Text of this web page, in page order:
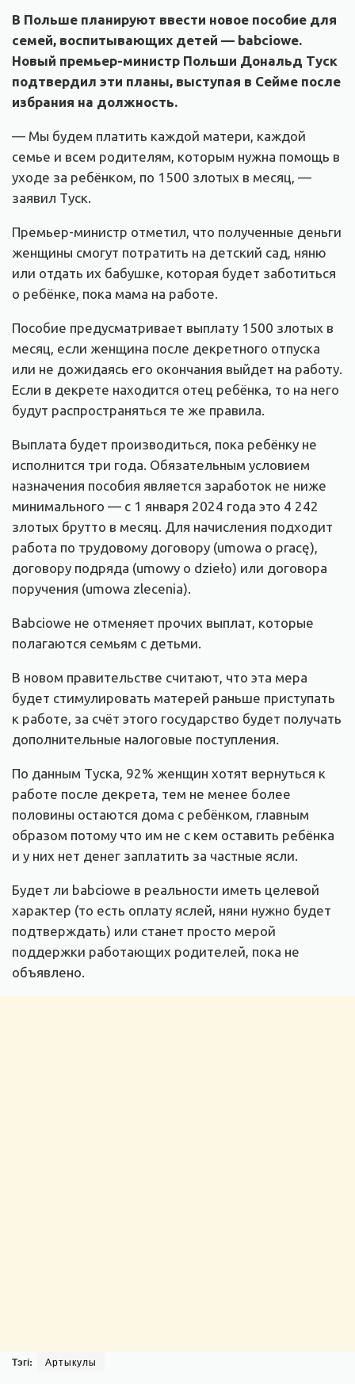
В Польше планируют ввести новое пособие для
семей, воспитывающих детей — babciowe.
Новый премьер-министр Польши Дональд Туск
подтвердил эти планы, выступая в Сейме после
избрания на должность.
— Мы будем платить каждой матери, каждой
семье и всем родителям, которым нужна помощь в
уходе за ребёнком, по 1500 злотых в месяц, —
заявил Туск.
Премьер-министр отметил, что полученные деньги
женщины смогут потратить на детский сад, няню
или отдать их бабушке, которая будет заботиться
о ребёнке, пока мама на работе.
Пособие предусматривает выплату 1500 злотых в
месяц, если женщина после декретного отпуска
или не дожидаясь его окончания выйдет на работу.
Если в декрете находится отец ребёнка, то на него
будут распространяться те же правила.
Выплата будет производиться, пока ребёнку не
исполнится три года. Обязательным условием
назначения пособия является заработок не ниже
минимального — с 1 января 2024 года это 4 242
злотых брутто в месяц. Для начисления подходит
работа по трудовому договору (umowа o pracę),
договору подряда (umowy o dzieło) или договора
поручения (umowа zlecenia).
Babciowe не отменяет прочих выплат, которые
полагаются семьям с детьми.
В новом правительстве считают, что эта мера
будет стимулировать матерей раньше приступать
к работе, за счёт этого государство будет получать
дополнительные налоговые поступления.
По данным Туска, 92% женщин хотят вернуться к
работе после декрета, тем не менее более
половины остаются дома с ребёнком, главным
образом потому что им не с кем оставить ребёнка
и у них нет денег заплатить за частные ясли.
Будет ли babciowe в реальности иметь целевой
характер (то есть оплату яслей, няни нужно будет
подтверждать) или станет просто мерой
поддержки работающих родителей, пока не
объявлено.
Тэгі: Артыкулы